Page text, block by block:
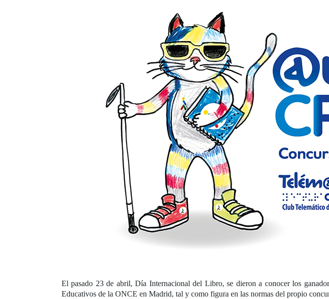
El pasado 23 de abril, Día Internacional del Libro, se dieron a conocer los
Educativos de la ONCE en Madrid, tal y como figura en las normas del propio